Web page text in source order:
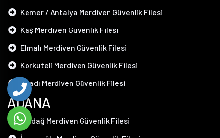
Kemer / Antalya Merdiven Güvenlik Filesi
Kaş Merdiven Güvenlik Filesi
Elmalı Merdiven Güvenlik Filesi
Korkuteli Merdiven Güvenlik Filesi
İbradı Merdiven Güvenlik Filesi
ADANA
Aladağ Merdiven Güvenlik Filesi